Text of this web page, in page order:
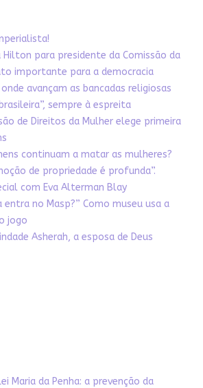
Hilton para presidente da Comissão da
importante para a democracia
avançam as bancadas religiosas
sempre à espreita
de Direitos da Mulher elege primeira
continuam a matar as mulheres?
de propriedade é profunda”.
com Eva Alterman Blay
entra no Masp?” Como museu usa a
jogo
Asherah, a esposa de Deus
Maria da Penha: a prevenção da